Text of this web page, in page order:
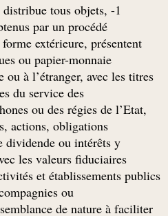
distribue tous objets,
par un procédé –
extérieure, présentent
ou papier-monnaie
à l’étranger, avec les titres
du service des
ou des régies de l’Etat,
actions, obligations
dividende ou intérêts y
les valeurs fiduciaires
et établissements publics
ou
de nature à faciliter